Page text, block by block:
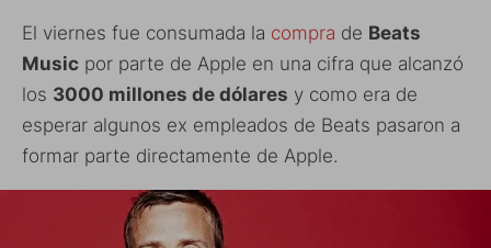
El viernes fue consumada la compra de Beats
Music por parte de Apple en una cifra que alcanzó
los 3000 millones de dólares y como era de
esperar algunos ex empleados de Beats pasaron a
formar parte directamente de Apple.